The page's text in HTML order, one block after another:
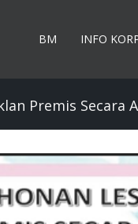
BM INFO
Premis Secara